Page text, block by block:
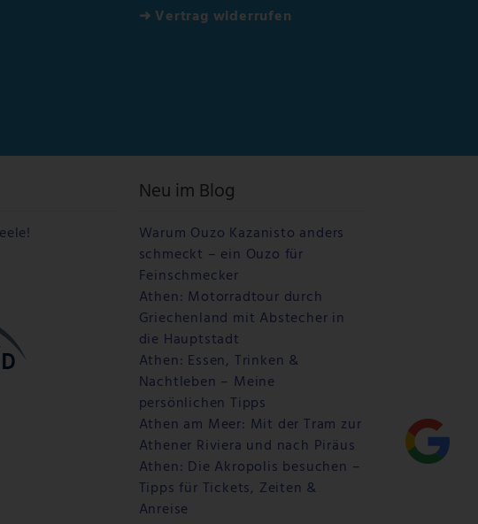
➜ Vertrag widerrufen
Neu im Blog
Warum Ouzo Kazanisto anders
schmeckt – ein Ouzo für
Feinschmecker
Athen: Motorradtour durch
Griechenland mit Abstecher in
die Hauptstadt
Athen: Essen, Trinken &
Nachtleben – Meine
persönlichen Tipps
Athen am Meer: Mit der Tram zur
Athener Riviera und nach Piräus
Athen: Die Akropolis besuchen –
Tipps für Tickets, Zeiten &
Anreise